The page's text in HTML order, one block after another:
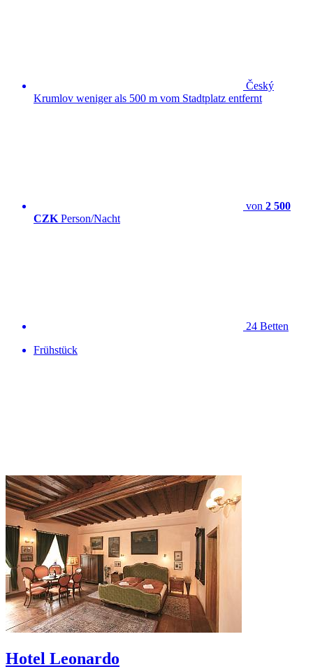
Český
Krumlov weniger als 500 m vom Stadtplatz entfernt
von 2 500
CZK Person/Nacht
24 Betten
Frühstück
Hotel Leonardo